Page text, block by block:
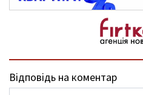
Відповідь на коментар